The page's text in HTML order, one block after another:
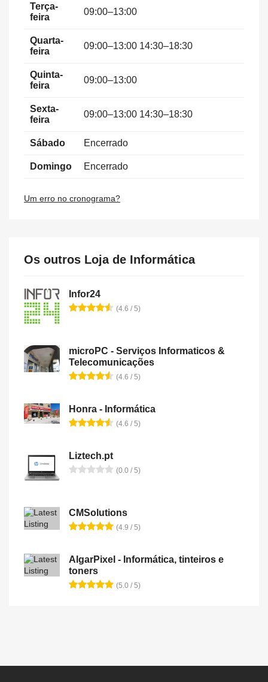
Terça-
feira
09:00–13:00
Quarta-
feira
09:00–13:00 14:30–18:30
Quinta-
feira
09:00–13:00
Sexta-
feira
09:00–13:00 14:30–18:30
Sábado Encerrado
Domingo Encerrado
Um erro no cronograma?
Os outros Loja de Informática
Infor24
(4.6 / 5)
microPC - Serviços Informaticos &
Telecomunicações
(4.6 / 5)
Honra - Informática
(4.6 / 5)
Liztech.pt
(0.0 / 5)
CMSolutions
(4.9 / 5)
AlgarPixel - Informática, tinteiros e
toners
(5.0 / 5)